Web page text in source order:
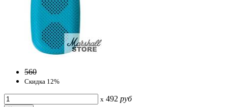
560
Скидка 12%
x 492 руб